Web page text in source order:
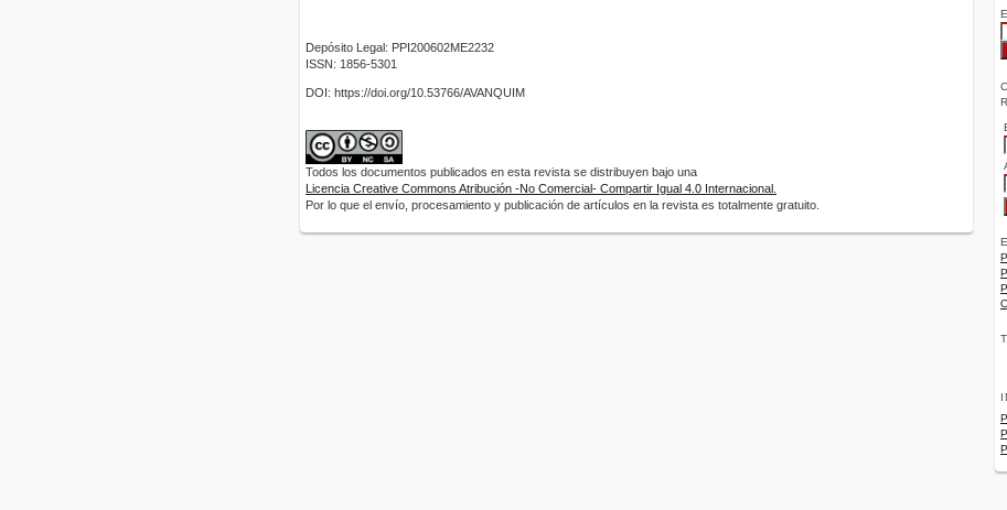
Depósito Legal: PPI200602ME2232
ISSN: 1856-5301
DOI: https://doi.org/10.53766/AVANQUIM
Todos los documentos publicados en esta revista se distribuyen bajo una
Licencia Creative Commons Atribución -No Comercial- Compartir Igual 4.0 Internacional.
Por lo que el envío, procesamiento y publicación de artículos en la revista es totalmente gratuito.